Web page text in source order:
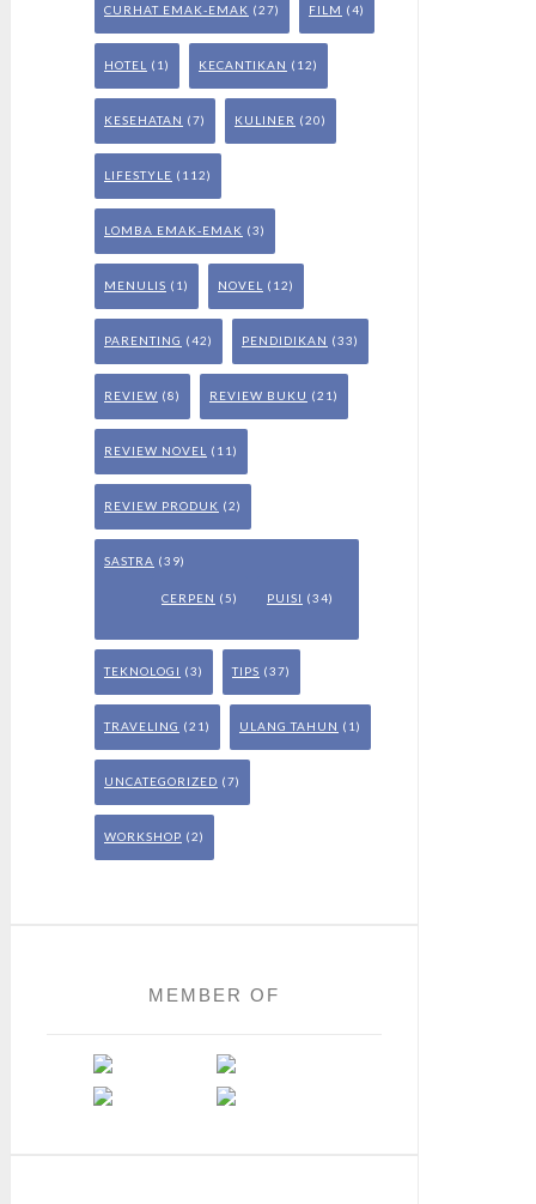
CURHAT EMAK-EMAK (27) FILM (4)
HOTEL (1) KECANTIKAN (12)
KESEHATAN (7) KULINER (20)
LIFESTYLE (112)
LOMBA EMAK-EMAK (3)
MENULIS (1) NOVEL (12)
PARENTING (42) PENDIDIKAN (33)
REVIEW (8) REVIEW BUKU (21)
REVIEW NOVEL (11)
REVIEW PRODUK (2)
SASTRA (39)
CERPEN (5) PUISI (34)
TEKNOLOGI (3) TIPS (37)
TRAVELING (21) ULANG TAHUN (1)
UNCATEGORIZED (7)
WORKSHOP (2)
MEMBER OF